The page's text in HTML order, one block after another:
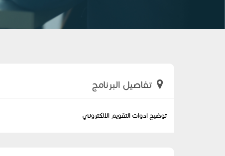
تفاصيل البرنامج
توضيح ادوات التقويم الالكتروني